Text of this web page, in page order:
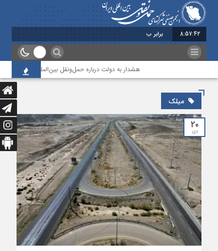
8:57:43 برابر با : Friday - 7 August - 2026
هشدار به دولت درباره حمل‌ونقل بین‌المللی؛ شرکت‌ها زیر
میلک
۲۰
دی